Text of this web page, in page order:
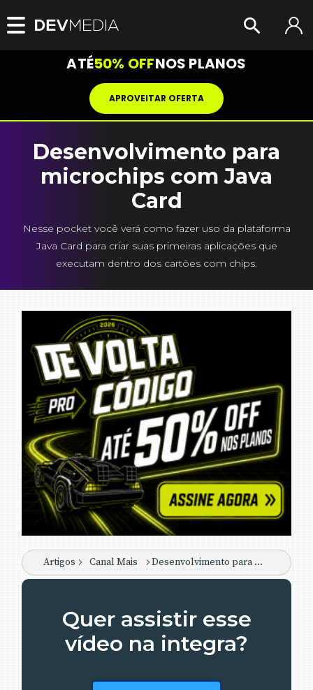
ATÉ50% OFFNOS PLANOS
APROVEITAR OFERTA
Desenvolvimento para
microchips com Java
Card
Nesse pocket você verá como fazer uso da plataforma
Java Card para criar suas primeiras aplicações que
executam dentro dos cartões com chips.
Artigos Canal Mais Desenvolvimento para microchips com Java Card
Quer assistir esse
vídeo na integra?